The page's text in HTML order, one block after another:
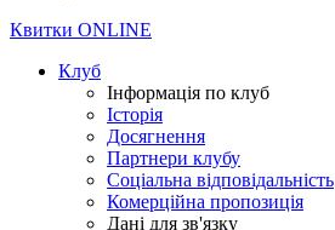
Квитки ONLINE
Клуб
Інформація по клуб
Історія
Досягнення
Партнери клубу
Соціальна відповідальність
Комерційна пропозиція
Дані для зв'язку